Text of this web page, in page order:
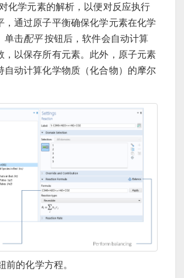
化学元素的解析，以便对反应执行
，通过原子平衡确保化学元素在化学
单击配平按钮后，软件会自动计算
，以保存所有元素。此外，原子元素
自动计算化学物质（化合物）的摩尔
前的化学方程。